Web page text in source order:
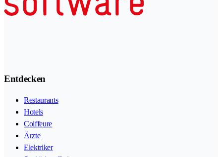
Entdecken
Restaurants
Hotels
Coiffeure
Ärzte
Elektriker